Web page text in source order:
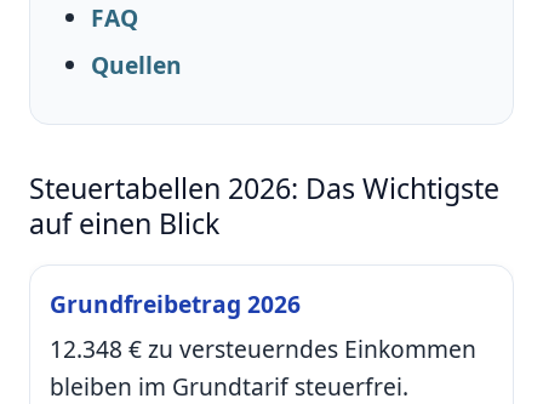
FAQ
Quellen
Steuertabellen 2026: Das Wichtigste
auf einen Blick
Grundfreibetrag 2026
12.348 € zu versteuerndes Einkommen
bleiben im Grundtarif steuerfrei.